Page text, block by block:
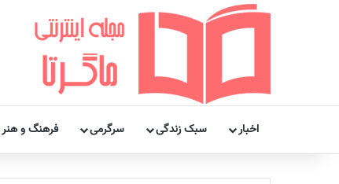
اخبار سبک زندگی سرگرمی فرهنگ و هنر